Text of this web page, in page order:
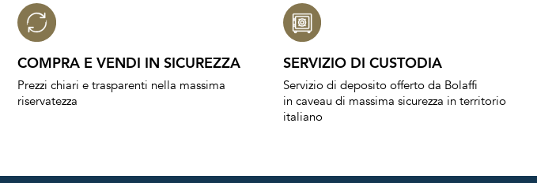
COMPRA E VENDI IN SICUREZZA
Prezzi chiari e trasparenti nella massima
riservatezza
SERVIZIO DI CUSTODIA
Servizio di deposito offerto da Bolaffi
in caveau di massima sicurezza in territorio
italiano